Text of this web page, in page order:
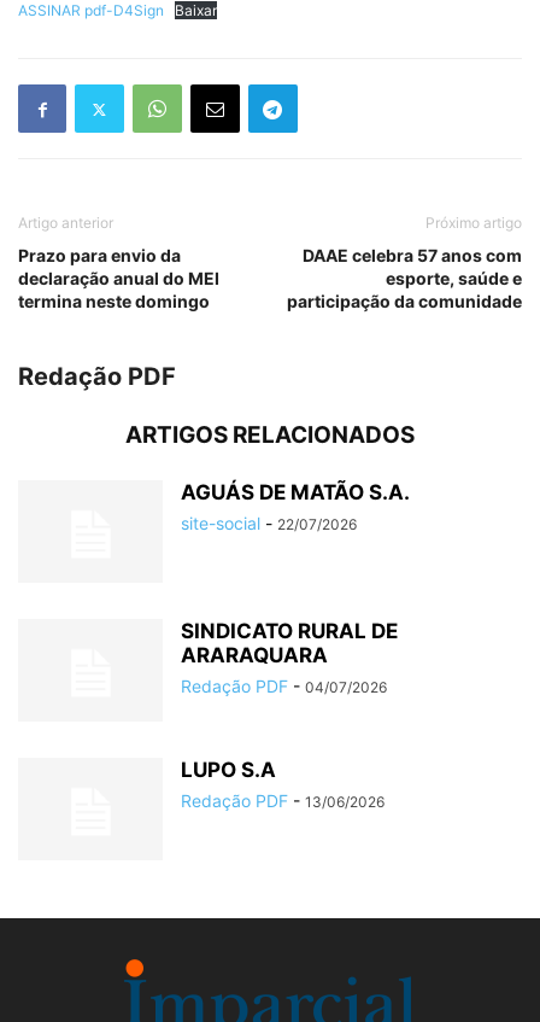
ASSINAR pdf-D4Sign Baixar
Artigo anterior
Prazo para envio da
declaração anual do MEI
termina neste domingo
Próximo artigo
DAAE celebra 57 anos com
esporte, saúde e
participação da comunidade
Redação PDF
ARTIGOS RELACIONADOS
AGUÁS DE MATÃO S.A.
site-social - 22/07/2026
SINDICATO RURAL DE
ARARAQUARA
Redação PDF - 04/07/2026
LUPO S.A
Redação PDF - 13/06/2026